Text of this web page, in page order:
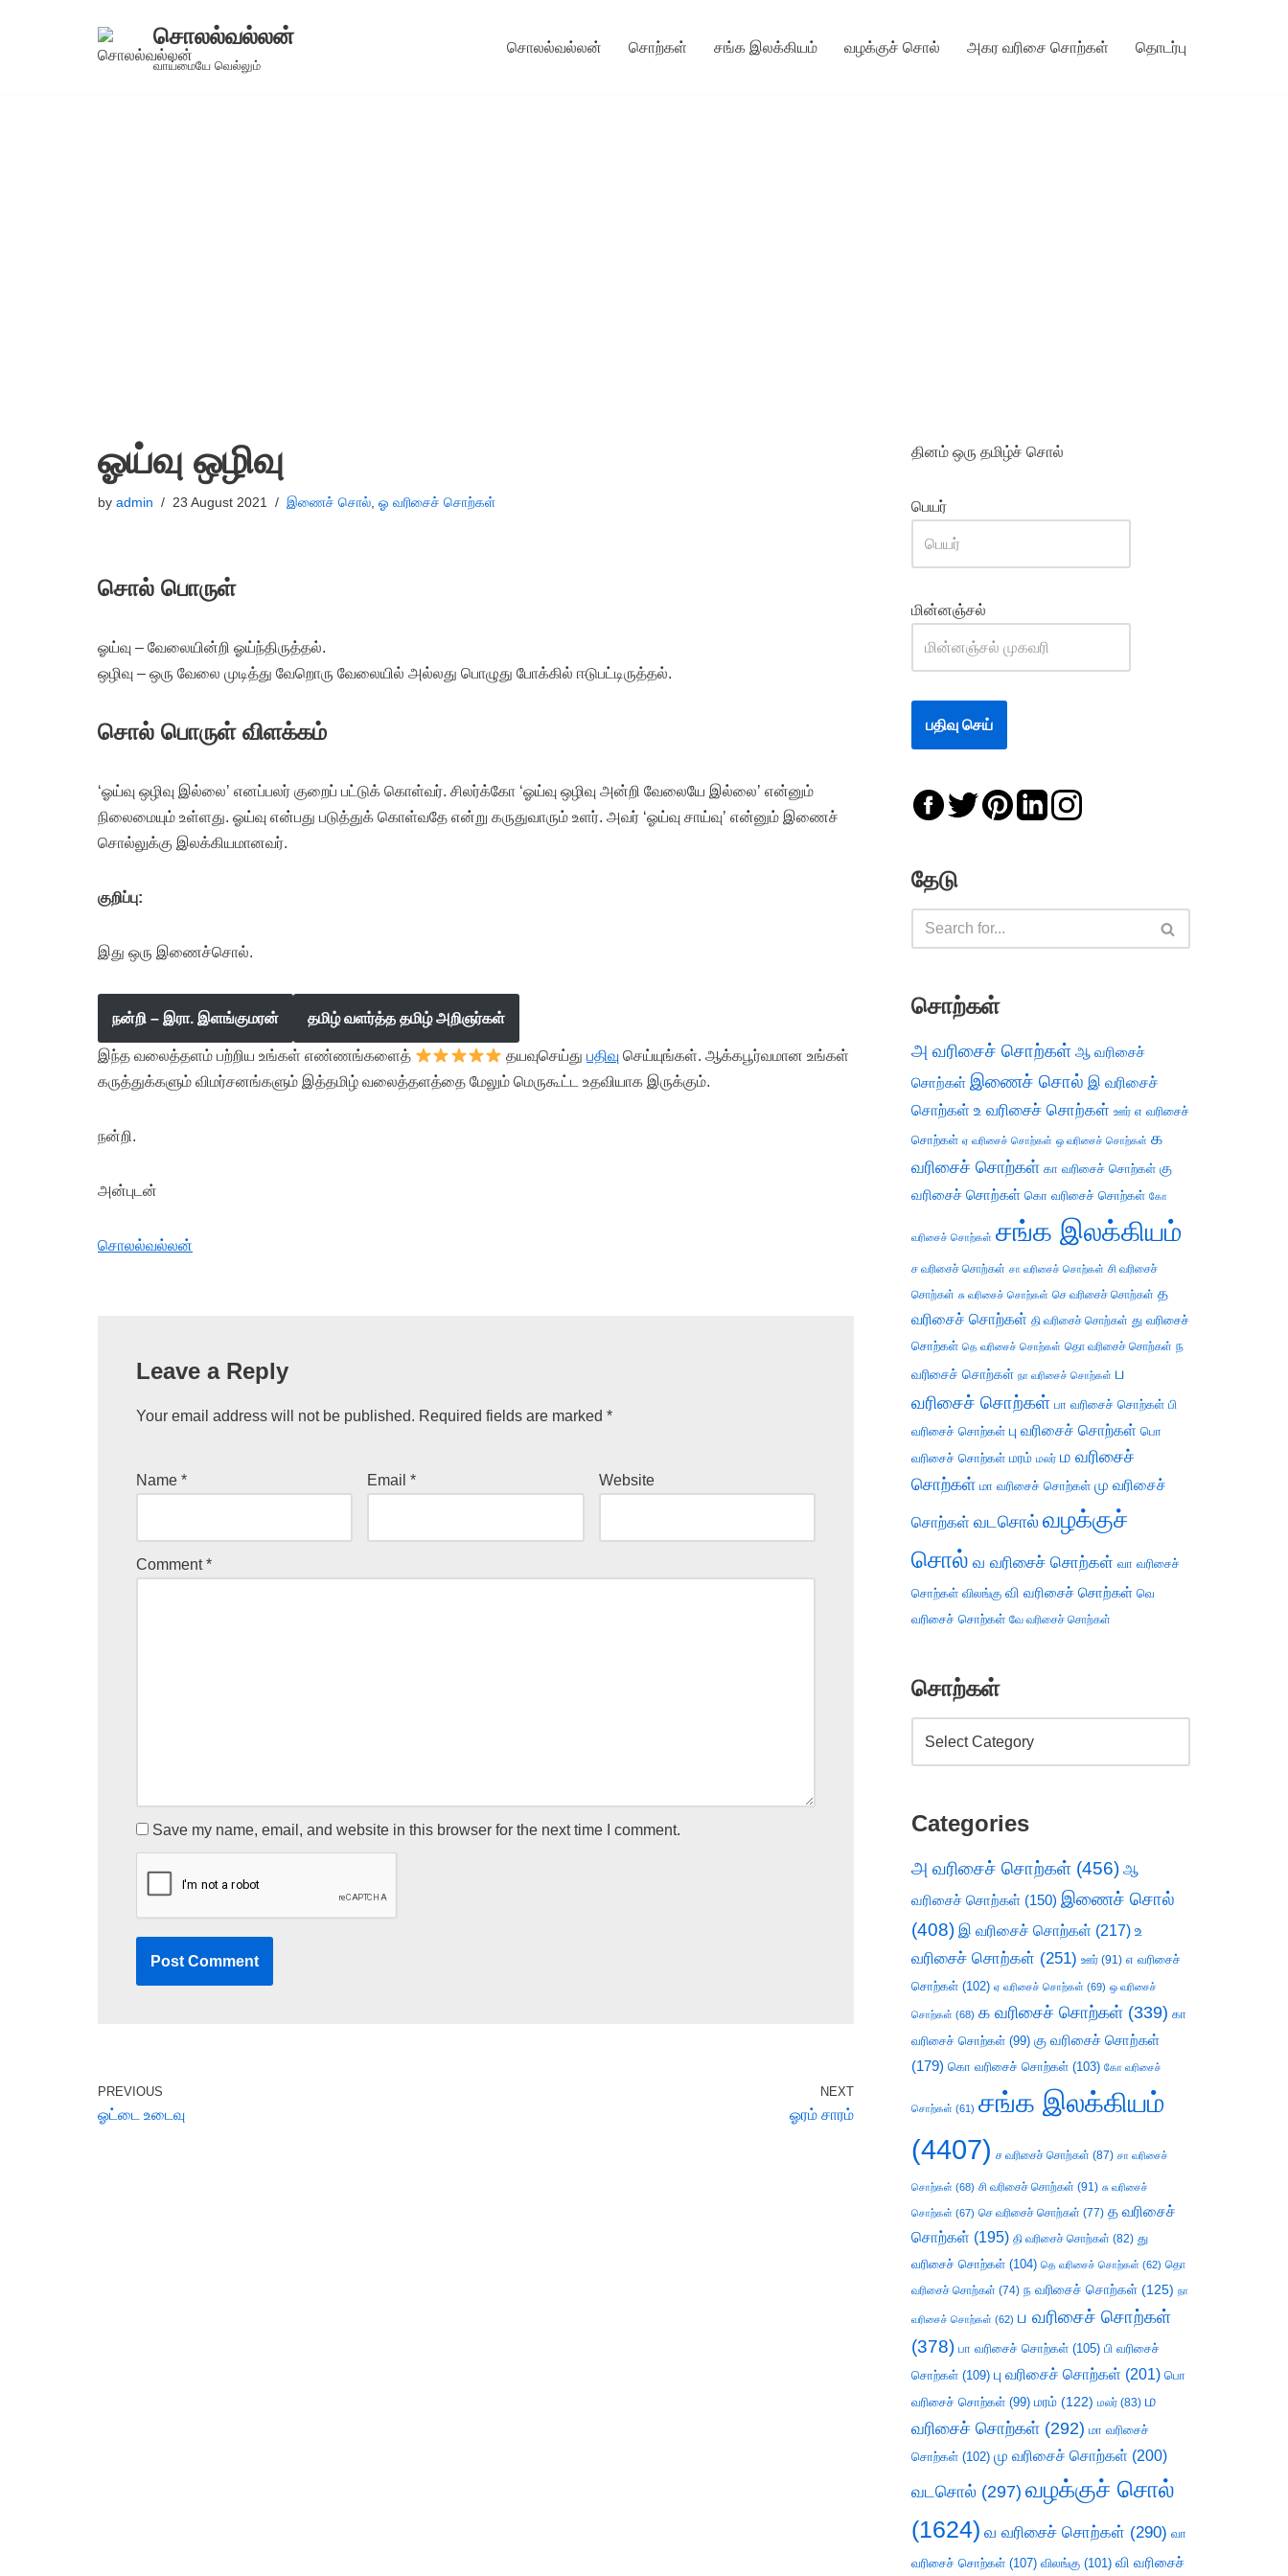
சொலல்வல்லன்
வாய்மையே வெல்லும்
சொலல்வல்லன் சொற்கள் சங்க இலக்கியம் வழக்குச் சொல் அகர வரிசை சொற்கள் தொடர்பு
ஓய்வு ஒழிவு
by admin 23 August 2021 இணைச் சொல் ஓ வரிசைச் சொற்கள்
சொல் பொருள்
ஓய்வு – வேலையின்றி ஓய்ந்திருத்தல்.
ஒழிவு – ஒரு வேலை முடித்து வேறொரு வேலையில் அல்லது பொழுது போக்கில் ஈடுபட்டிருத்தல்.
சொல் பொருள் விளக்கம்
‘ஓய்வு ஒழிவு இல்லை’ எனப்பலர் குறைப் பட்டுக் கொள்வர். சிலர்க்கோ ‘ஓய்வு ஒழிவு அன்றி வேலையே இல்லை’ என்னும்
நிலைமையும் உள்ளது. ஓய்வு என்பது படுத்துக் கொள்வதே என்று கருதுவாரும் உளர். அவர் ‘ஓய்வு சாய்வு’ என்னும் இணைச்
சொல்லுக்கு இலக்கியமானவர்.
குறிப்பு:
இது ஒரு இணைச்சொல்.
நன்றி – இரா. இளங்குமரன் தமிழ் வளர்த்த தமிழ் அறிஞர்கள்
இந்த வலைத்தளம் பற்றிய உங்கள் எண்ணங்களைத் தயவுசெய்துபதிவு செய்யுங்கள். ஆக்கபூர்வமான உங்கள்
கருத்துக்களும் விமர்சனங்களும் இத்தமிழ் வலைத்தளத்தை மேலும் மெருகூட்ட உதவியாக இருக்கும்.
நன்றி.
அன்புடன்
சொலல்வல்லன்
Leave a Reply
Your email address will not be published. Required fields are marked *
Name * Email* Website
Comment*
Save my name, email, and website in this browser for the next time I comment.
PREVIOUS
ஓட்டை உடைவு
NEXT
ஓரம் சாரம்
தினம் ஒரு தமிழ்ச் சொல்
பெயர்
மின்னஞ்சல்
தேடு
சொற்கள்
அ வரிசைச் சொற்கள் ஆ வரிசைச்
சொற்கள் இணைச் சொல் இ வரிசைச்
சொற்கள் உ வரிசைச் சொற்கள் ஊர் எ வரிசைச்
சொற்கள் ஏ வரிசைச் சொற்கள் ஒ வரிசைச் சொற்கள் க
வரிசைச் சொற்கள் கா வரிசைச் சொற்கள் கு
வரிசைச் சொற்கள் கொ வரிசைச் சொற்கள் கோ
வரிசைச் சொற்கள் சங்க இலக்கியம்
ச வரிசைச் சொற்கள் சா வரிசைச் சொற்கள் சி வரிசைச்
சொற்கள் சு வரிசைச் சொற்கள் செ வரிசைச் சொற்கள் த
வரிசைச் சொற்கள் தி வரிசைச் சொற்கள் து வரிசைச்
சொற்கள் தெ வரிசைச் சொற்கள் தொ வரிசைச் சொற்கள் ந
வரிசைச் சொற்கள் நா வரிசைச் சொற்கள் ப
வரிசைச் சொற்கள் பா வரிசைச் சொற்கள் பி
வரிசைச் சொற்கள் பு வரிசைச் சொற்கள் பொ
வரிசைச் சொற்கள் மரம் மலர் ம வரிசைச்
சொற்கள் மா வரிசைச் சொற்கள் மு வரிசைச்
சொற்கள் வடசொல் வழக்குச்
சொல் வ வரிசைச் சொற்கள் வா வரிசைச்
சொற்கள் விலங்கு வி வரிசைச் சொற்கள் வெ
வரிசைச் சொற்கள் வே வரிசைச் சொற்கள்
சொற்கள்
Categories
அ வரிசைச் சொற்கள் (456) ஆ
வரிசைச் சொற்கள் (150) இணைச் சொல்
(408) இ வரிசைச் சொற்கள் (217) உ
வரிசைச் சொற்கள் (251) ஊர் (91) எ வரிசைச்
சொற்கள் (102) ஏ வரிசைச் சொற்கள் (69) ஒ வரிசைச்
சொற்கள் (68) க வரிசைச் சொற்கள் (339) கா
வரிசைச் சொற்கள் (99) கு வரிசைச் சொற்கள்
(179) கொ வரிசைச் சொற்கள் (103) கோ வரிசைச்
சொற்கள் (61) சங்க இலக்கியம்
(4407) ச வரிசைச் சொற்கள் (87) சா வரிசைச்
சொற்கள் (68) சி வரிசைச் சொற்கள் (91) சு வரிசைச்
சொற்கள் (67) செ வரிசைச் சொற்கள் (77) த வரிசைச்
சொற்கள் (195) தி வரிசைச் சொற்கள் (82) து
வரிசைச் சொற்கள் (104) தெ வரிசைச் சொற்கள் (62) தொ
வரிசைச் சொற்கள் (74) ந வரிசைச் சொற்கள் (125) நா
வரிசைச் சொற்கள் (62) ப வரிசைச் சொற்கள்
(378) பா வரிசைச் சொற்கள் (105) பி வரிசைச்
சொற்கள் (109) பு வரிசைச் சொற்கள் (201) பொ
வரிசைச் சொற்கள் (99) மரம் (122) மலர் (83) ம
வரிசைச் சொற்கள் (292) மா வரிசைச்
சொற்கள் (102) மு வரிசைச் சொற்கள் (200)
வடசொல் (297) வழக்குச் சொல்
(1624) வ வரிசைச் சொற்கள் (290) வா
வரிசைச் சொற்கள் (107) விலங்கு (101) வி வரிசைச்